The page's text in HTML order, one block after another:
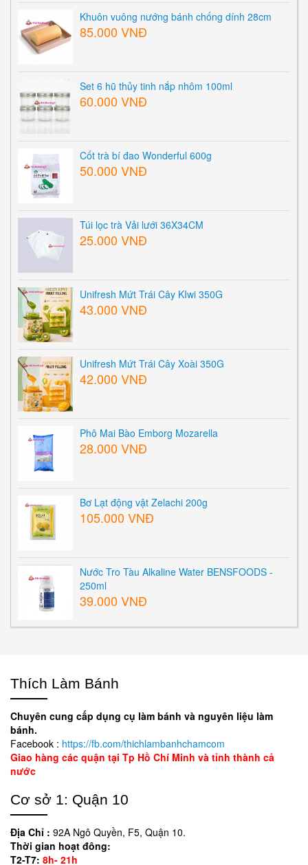
Khuôn vuông nướng bánh chống dính 28cm
85.000 VNĐ
Set 6 hũ thủy tinh nắp nhôm 100ml
60.000 VNĐ
Cốt trà bí đao Wonderful 600g
50.000 VNĐ
Túi lọc trà Vải lưới 36X34CM
25.000 VNĐ
Unifresh Mứt Trái Cây KIwi 350G
43.000 VNĐ
Unifresh Mứt Trái Cây Xoài 350G
42.000 VNĐ
Phô Mai Bào Emborg Mozarella
28.000 VNĐ
Bơ Lạt động vật Zelachi 200g
105.000 VNĐ
Nước Tro Tàu Alkaline Water BENSFOODS -
250ml
39.000 VNĐ
Thích Làm Bánh
Chuyên cung cấp dụng cụ làm bánh và nguyên liệu làm
bánh.
Facebook : https://fb.com/thichlambanhchamcom
Giao hàng các quận tại Tp Hồ Chí Minh và tỉnh thành cả
nước
Cơ sở 1: Quận 10
Địa Chỉ : 92A Ngô Quyền, F5, Quận 10.
Thời gian hoạt đông:
T2-T7: 8h- 21h